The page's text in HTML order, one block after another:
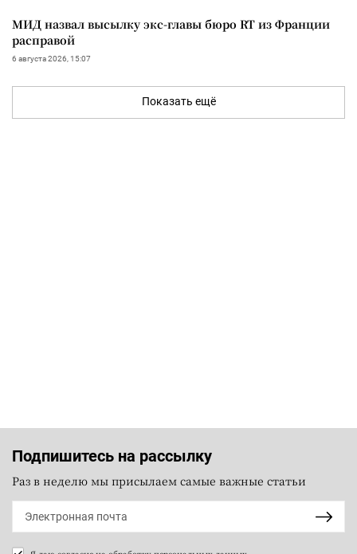
МИД назвал высылку экс-главы бюро RT из Франции
расправой
6 августа 2026, 15:07
Показать ещё
Подпишитесь на рассылку
Раз в неделю мы присылаем самые важные статьи